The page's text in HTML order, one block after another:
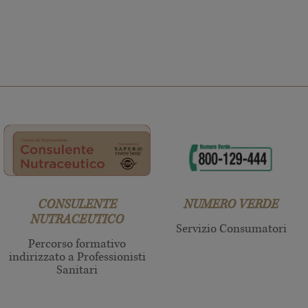
CONSULENTE
NUTRACEUTICO
Percorso formativo
indirizzato a Professionisti
Sanitari
NUMERO VERDE
Servizio Consumatori